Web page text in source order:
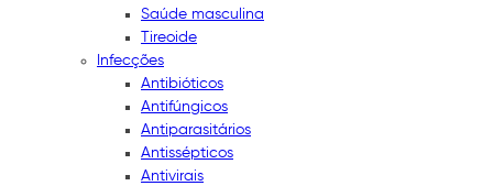
Saúde masculina
Tireoide
Infecções
Antibióticos
Antifúngicos
Antiparasitários
Antissépticos
Antivirais